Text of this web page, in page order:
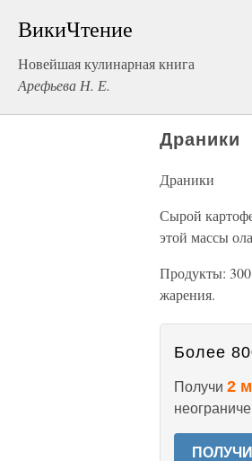
ВикиЧтение
Новейшая кулинарная книга
Арефьева Н. Е.
Драники
Драники
Сырой
этой массы
Продукты: 300
жарения.
Более
Получи 2